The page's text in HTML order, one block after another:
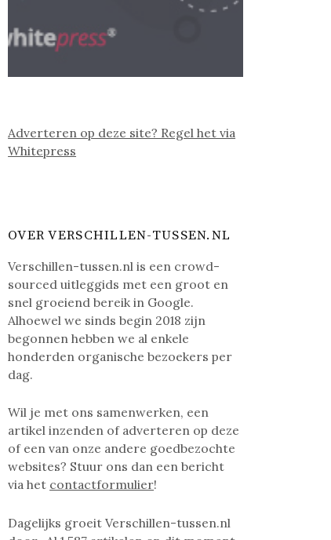
Adverteren op deze site? Regel het via
Whitepress
OVER VERSCHILLEN-TUSSEN.NL
Verschillen-tussen.nl is een crowd-
sourced uitleggids met een groot en
snel groeiend bereik in Google.
Alhoewel we sinds begin 2018 zijn
begonnen hebben we al enkele
honderden organische bezoekers per
dag.
Wil je met ons samenwerken, een
artikel inzenden of adverteren op deze
of een van onze andere goedbezochte
websites? Stuur ons dan een bericht
via het contactformulier!
Dagelijks groeit Verschillen-tussen.nl